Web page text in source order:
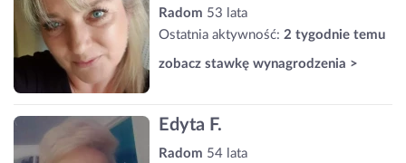
Radom 53 lata
Ostatnia aktywność: 2 tygodnie temu
zobacz stawkę wynagrodzenia >
Edyta F.
Radom 54 lata